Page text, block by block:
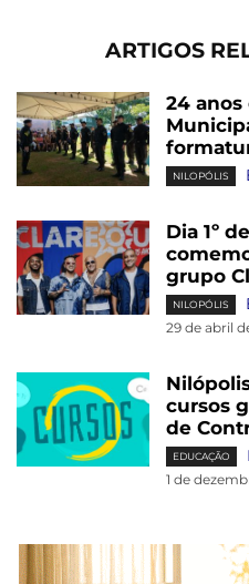
ARTIGOS
24 anos
NILOPÓLIS
Dia 1º
grupo
NILOPÓLIS
29 de abril
cursos
de
EDUCAÇÃO
1 de